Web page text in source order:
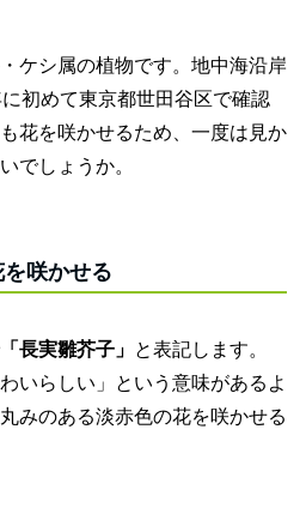
ケシ属の植物です。地中海沿岸
初めて東京都世田谷区で確認
花を咲かせるため、一度は見か
でしょうか。
咲かせる
「長実雛芥子」 と表記します。
いらしい」という意味があるよ
みのある淡赤色の花を咲かせる